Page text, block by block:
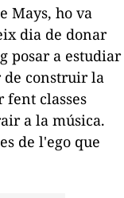
Mays, ho va
dia de donar
posar a estudiar
construir la
fent classes
a la música.
de l'ego que